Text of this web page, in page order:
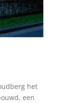
het
een